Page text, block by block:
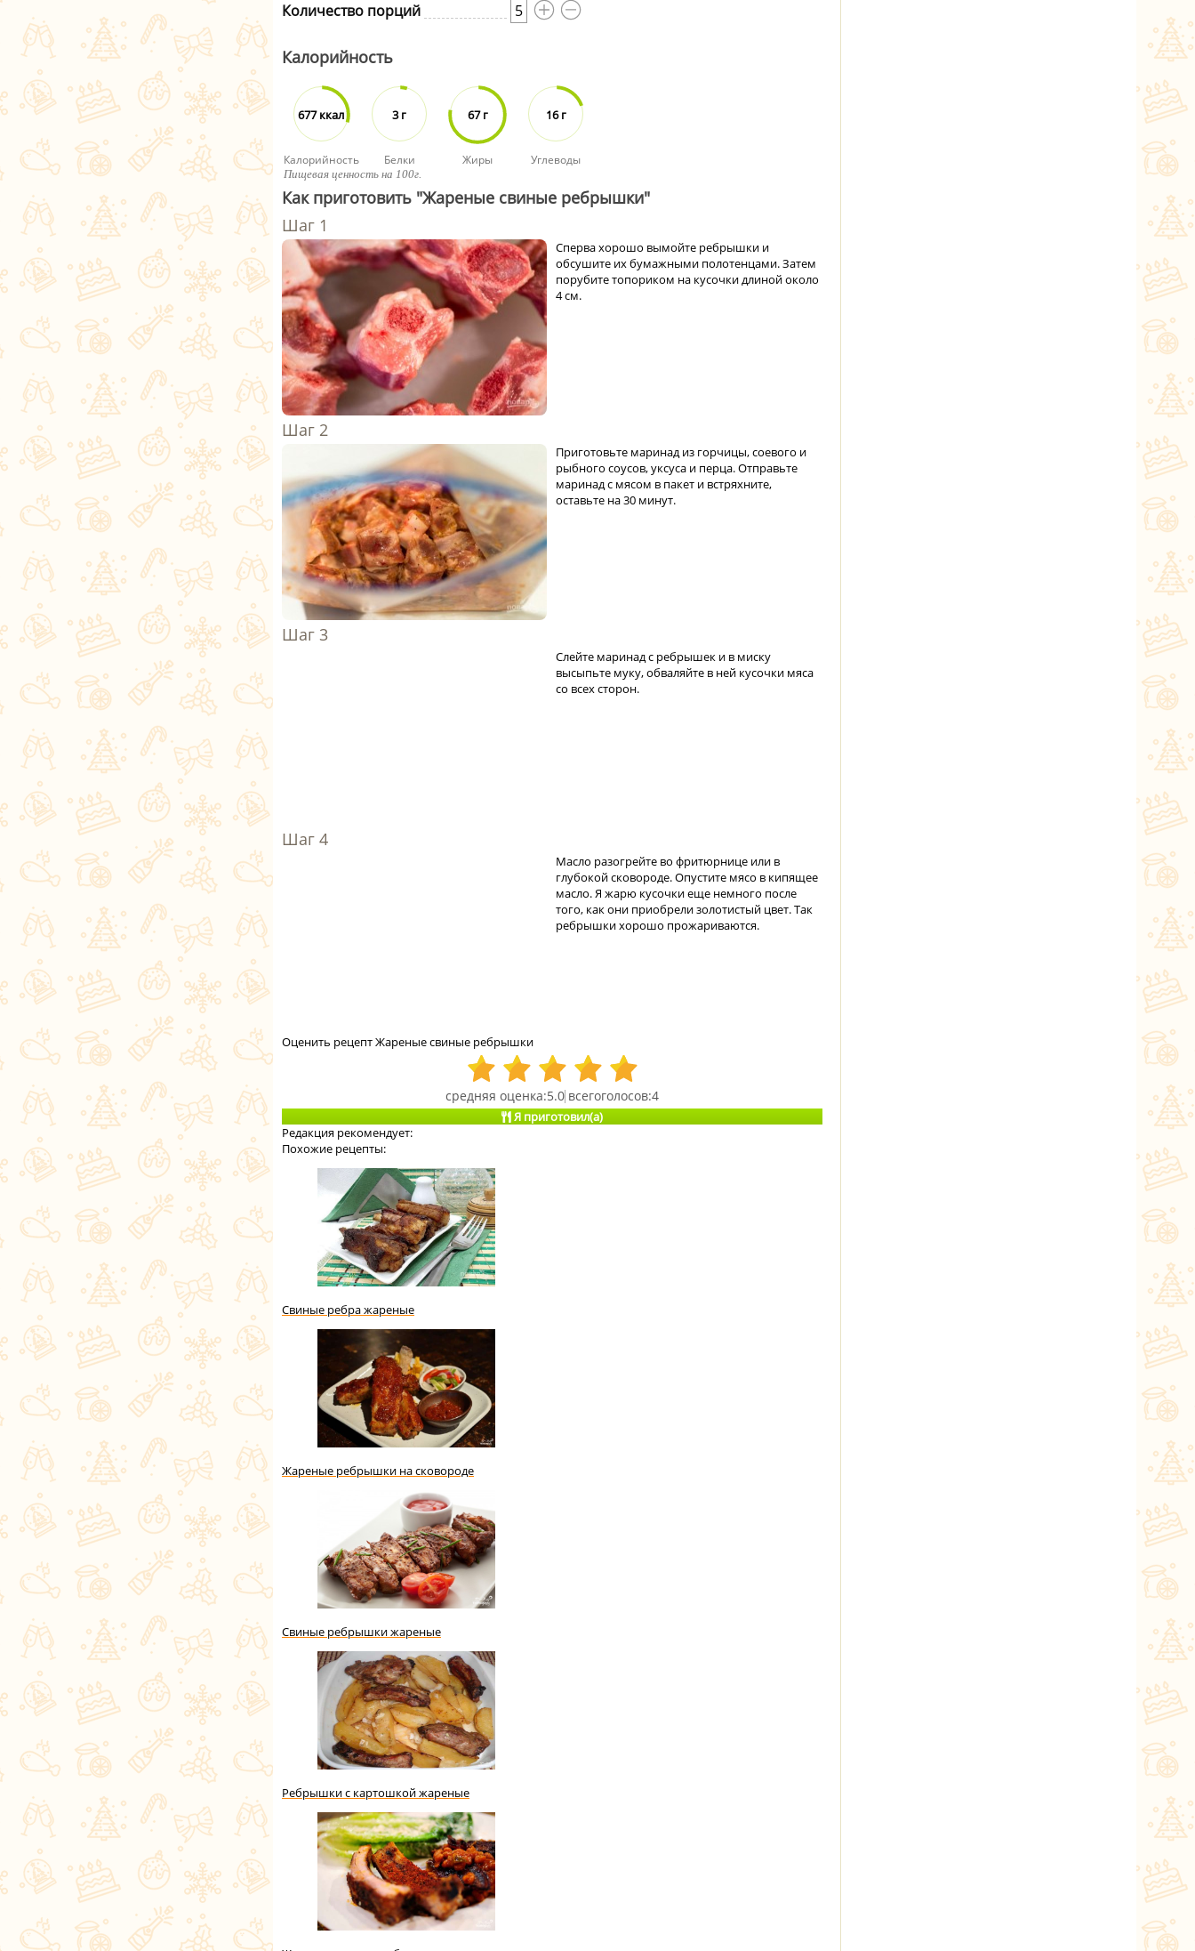
Количество порций 5
Калорийность
677 ккал
Калорийность
3 г
Белки
67 г
Жиры
16 г
Углеводы
Пищевая ценность на 100г.
Как приготовить "Жареные свиные ребрышки"
Сперва хорошо вымойте ребрышки и
обсушите их бумажными полотенцами. Затем
порубите топориком на кусочки длиной около
4 см.
Приготовьте маринад из горчицы, соевого и
рыбного соусов, уксуса и перца. Отправьте
маринад с мясом в пакет и встряхните,
оставьте на 30 минут.
Слейте маринад с ребрышек и в миску
высыпьте муку, обваляйте в ней кусочки мяса
со всех сторон.
Масло разогрейте во фритюрнице или в
глубокой сковороде. Опустите мясо в кипящее
масло. Я жарю кусочки еще немного после
того, как они приобрели золотистый цвет. Так
ребрышки хорошо прожариваются.
Оценить рецепт Жареные свиные ребрышки
5.0 4
Я приготовил(а)
Редакция рекомендует:
Похожие рецепты:
Свиные ребра жареные
Жареные ребрышки на сковороде
Свиные ребрышки жареные
Ребрышки с картошкой жареные